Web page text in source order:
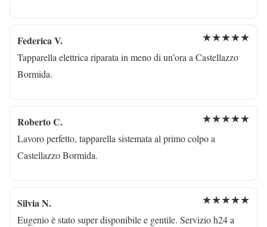
Federica V. ★★★★★
Tapparella elettrica riparata in meno di un’ora a Castellazzo
Bormida.
Roberto C. ★★★★★
Lavoro perfetto, tapparella sistemata al primo colpo a
Castellazzo Bormida.
Silvia N. ★★★★★
Eugenio è stato super disponibile e gentile. Servizio h24 a